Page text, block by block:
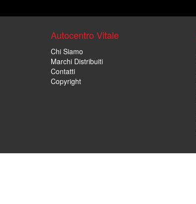
Autocentro Vitale
Chi Siamo
Marchi Distribuiti
Contatti
Copyright